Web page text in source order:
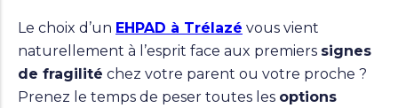
Le choix d’un EHPAD à Trélazé vous vient
naturellement à l’esprit face aux premiers signes
de fragilité chez votre parent ou votre proche ?
Prenez le temps de peser toutes les options